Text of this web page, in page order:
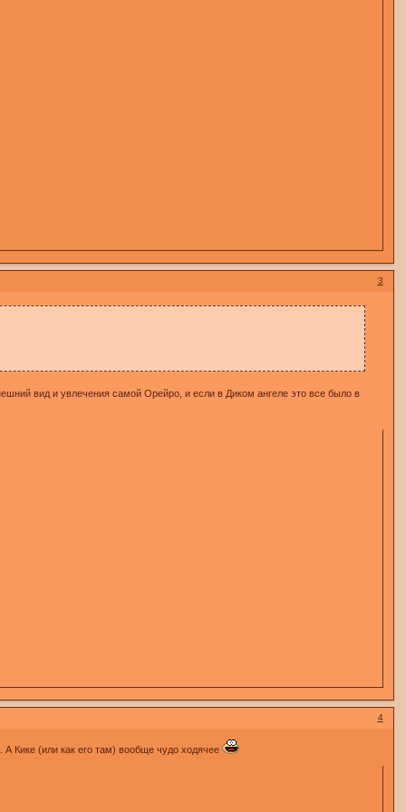
3
вид и увлечения самой Орейро, и если в Диком ангеле это все было в
4
Кике (или как его там) вообще чудо ходячее